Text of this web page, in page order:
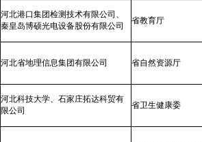
河北港口集团检测技术有限公司、
秦皇岛博硕光电设备股份有限公司
省教育厅
河北省地理信息集团有限公司 省自然资源厅
河北科技大学、石家庄拓达科贸有
限公司
省卫生健康委